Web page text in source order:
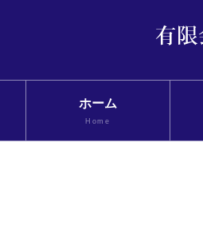
ホーム
Home